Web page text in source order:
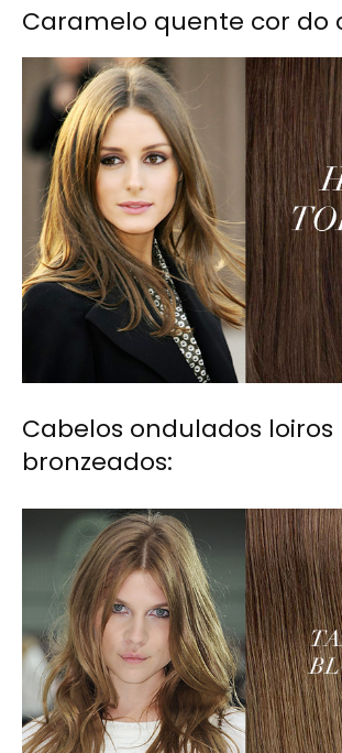
Caramelo quente cor do
Cabelos ondulados loiros
bronzeados: